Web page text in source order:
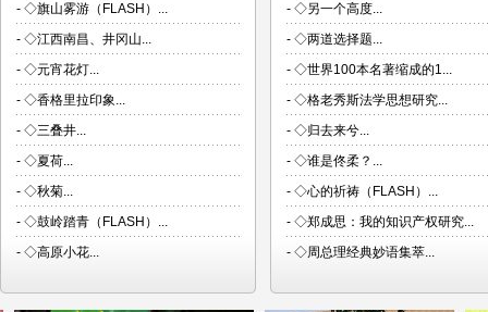
- ◇旗山雾游（FLASH）...
- ◇江西南昌、井冈山...
- ◇元宵花灯...
- ◇香格里拉印象...
- ◇三叠井...
- ◇夏荷...
- ◇秋菊...
- ◇鼓岭踏青（FLASH）...
- ◇高原小花...
- ◇另一个高度...
- ◇两道选择题...
- ◇世界100本名著缩成的1...
- ◇格老秀斯法学思想研究...
- ◇归去来兮...
- ◇谁是佟柔？...
- ◇心的祈祷（FLASH）...
- ◇郑成思：我的知识产权研究...
- ◇周总理经典妙语集萃...